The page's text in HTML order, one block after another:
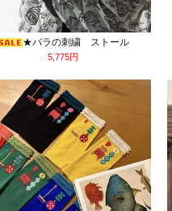
★バラの刺繍 ストール
5,775円